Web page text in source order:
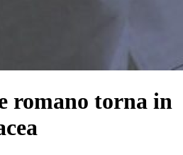
romano torna in